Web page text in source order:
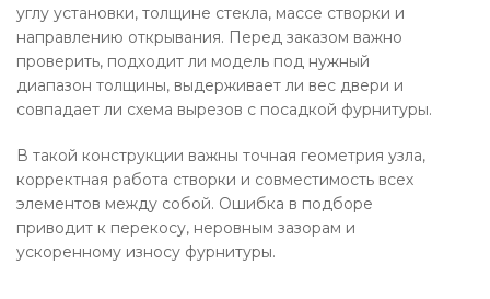
углу установки, толщине стекла, массе створки и
направлению открывания. Перед заказом важно
проверить, подходит ли модель под нужный
диапазон толщины, выдерживает ли вес двери и
совпадает ли схема вырезов с посадкой фурнитуры.
В такой конструкции важны точная геометрия узла,
корректная работа створки и совместимость всех
элементов между собой. Ошибка в подборе
приводит к перекосу, неровным зазорам и
ускоренному износу фурнитуры.